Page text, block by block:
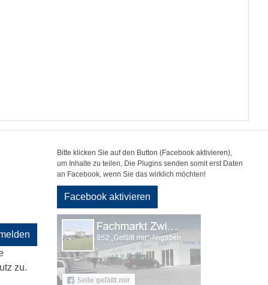
zu.
Bitte klicken Sie auf den Button (Facebook aktivieren),
um Inhalte zu teilen, Die Plugins senden somit erst Daten
an Facebook, wenn Sie das wirklich möchten!
Facebook aktivieren